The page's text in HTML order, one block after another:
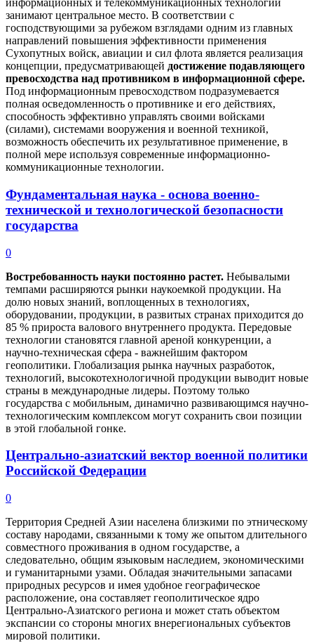
информационных и телекоммуникационных технологий
занимают центральное место. В соответствии с
господствующими за рубежом взглядами одним из главных
направлений повышения эффективности применения
Сухопутных войск, авиации и сил флота является реализация
концепции, предусматривающей достижение подавляющего
превосходства над противником в информационной сфере.
Под информационным превосходством подразумевается
полная осведомленность о противнике и его действиях,
способность эффективно управлять своими войсками
(силами), системами вооружения и военной техникой,
возможность обеспечить их результативное применение, в
полной мере используя современные информационно-
коммуникационные технологии.
Фундаментальная наука - основа военно-
технической и технологической безопасности
государства
0
Востребованность науки постоянно растет. Небывалыми
темпами расширяются рынки наукоемкой продукции. На
долю новых знаний, воплощенных в технологиях,
оборудовании, продукции, в развитых странах приходится до
85 % прироста валового внутреннего продукта. Передовые
технологии становятся главной ареной конкуренции, а
научно-техническая сфера - важнейшим фактором
геополитики. Глобализация рынка научных разработок,
технологий, высокотехнологичной продукции выводит новые
страны в международные лидеры. Поэтому только
государства с мобильным, динамично развивающимся научно-
технологическим комплексом могут сохранить свои позиции
в этой глобальной гонке.
Центрально-азиатский вектор военной политики
Российской Федерации
0
Территория Средней Азии населена близкими по этническому
составу народами, связанными к тому же опытом длительного
совместного проживания в одном государстве, а
следовательно, общим языковым наследием, экономическими
и гуманитарными узами. Обладая значительными запасами
природных ресурсов и имея удобное географическое
расположение, она составляет геополитическое ядро
Центрально-Азиатского региона и может стать объектом
экспансии со стороны многих внерегиональных субъектов
мировой политики.